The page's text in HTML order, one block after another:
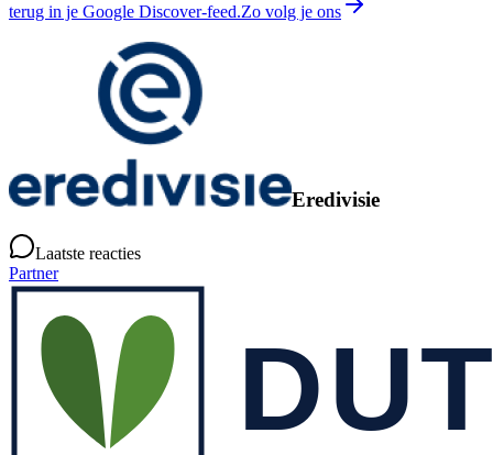
terug in je Google Discover-feed.Zo volg je ons
Eredivisie
Laatste reacties
Partner